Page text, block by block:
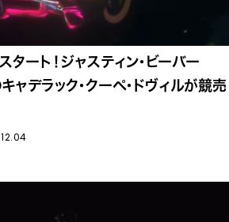
タート！ジャスティン・ビーバー
ャデラック・クーペ・ドヴィルが競売